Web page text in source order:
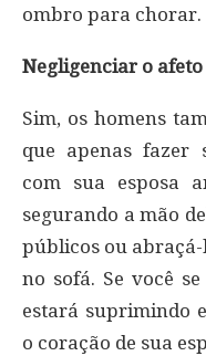
ombro para chorar.
Negligenciar o
Sim, os homens
que apenas fazer
com sua esposa
segurando a mão
públicos ou
no sofá. Se você
estará suprimindo
o coração de sua